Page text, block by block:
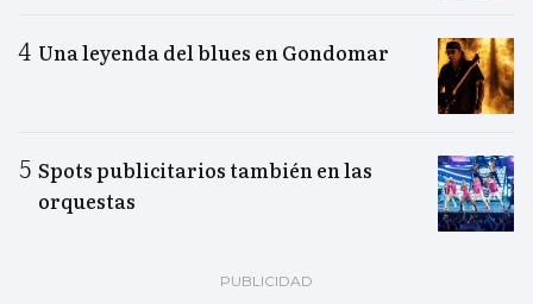
Una leyenda del blues en Gondomar
Spots publicitarios también en las
orquestas